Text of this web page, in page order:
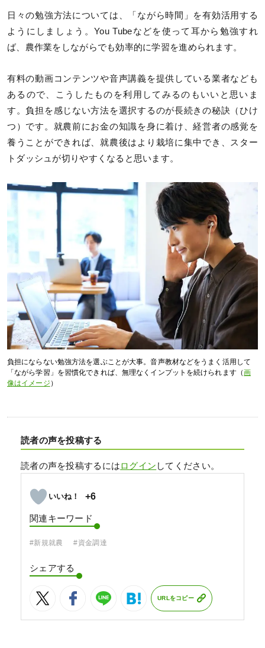
日々の勉強方法については、「ながら時間」を有効活用する
ようにしましょう。You Tubeなどを使って耳から勉強すれ
ば、農作業をしながらでも効率的に学習を進められます。
有料の動画コンテンツや音声講義を提供している業者なども
あるので、こうしたものを利用してみるのもいいと思いま
す。負担を感じない方法を選択するのが長続きの秘訣（ひけ
つ）です。就農前にお金の知識を身に着け、経営者の感覚を
養うことができれば、就農後はより栽培に集中でき、スター
トダッシュが切りやすくなると思います。
負担にならない勉強方法を選ぶことが大事。音声教材などをうまく活用して
「ながら学習」を習慣化できれば、無理なくインプットを続けられます（画
像はイメージ ）
読者の声を投稿する
読者の声を投稿するにはログイン してください。
+6
関連キーワード
#新規就農 #資金調達
シェアする
URLをコピー